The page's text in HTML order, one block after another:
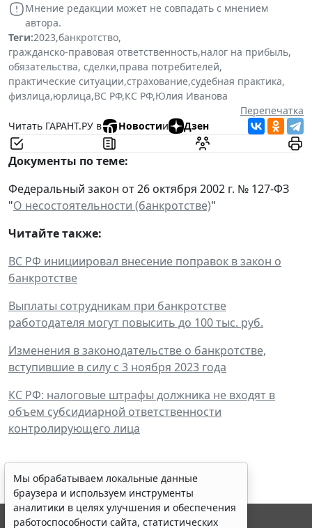
Мнение редакции может не совпадать с мнением
автора.
Теги:2023,банкротство,
гражданско-правовая ответственность,налог на прибыль,
обязательства, сделки,права потребителей,
практические ситуации,страхование,судебная практика,
физлица,юрлица,ВС РФ,КС РФ,Юлия Иванова
Перепечатка
Читать ГАРАНТ.РУ в
Новостии Дзен
Документы по теме:
Федеральный закон от 26 октября 2002 г. № 127-ФЗ
"О несостоятельности (банкротстве)"
Читайте также:
ВС РФ инициировал внесение поправок в закон о
банкротстве
Выплаты сотрудникам при банкротстве
работодателя могут повысить до 100 тыс. руб.
Изменения в законодательстве о банкротстве,
вступившие в силу с 3 ноября 2023 года
КС РФ: налоговые штрафы должника не входят в
объем субсидиарной ответственности
контролирующего лица
Мы обрабатываем локальные данные
браузера и используем инструменты
аналитики в целях улучшения и обеспечения
работоспособности сайта, статистических